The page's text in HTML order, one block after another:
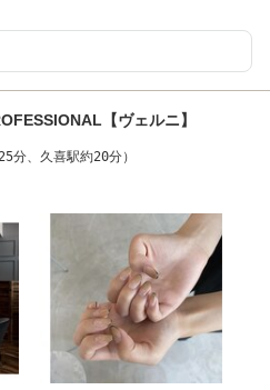
【ヴェルニ】
分、久喜駅約20分）